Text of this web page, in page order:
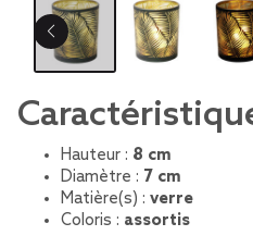
Hauteur : 8 cm
Diamètre : 7 cm
Matière(s) : verre
Coloris : assortis